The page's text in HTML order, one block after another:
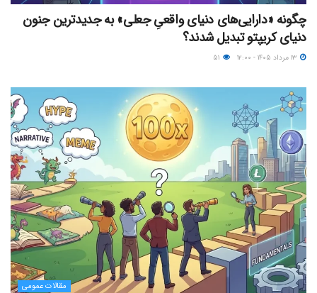
چگونه «دارایی‌های دنیای واقعیِ جعلی» به جدیدترین جنون
دنیای کریپتو تبدیل شدند؟
مقالات عمومی